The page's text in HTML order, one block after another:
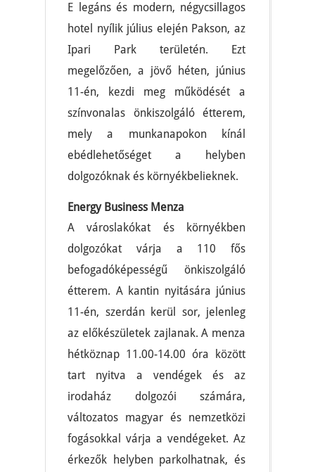
E legáns és modern, négycsillagos
hotel nyílik július elején Pakson, az
Ipari Park területén. Ezt
megelőzően, a jövő héten, június
11-én, kezdi meg működését a
színvonalas önkiszolgáló étterem,
mely a munkanapokon kínál
ebédlehetőséget a helyben
dolgozóknak és környékbelieknek.
Energy Business Menza
A városlakókat és környékben
dolgozókat várja a 110 fős
befogadóképességű önkiszolgáló
étterem. A kantin nyitására június
11-én, szerdán kerül sor, jelenleg
az előkészületek zajlanak. A menza
hétköznap 11.00-14.00 óra között
tart nyitva a vendégek és az
irodaház dolgozói számára,
változatos magyar és nemzetközi
fogásokkal várja a vendégeket. Az
érkezők helyben parkolhatnak, és